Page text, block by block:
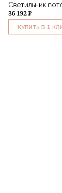
Светильник
36 192 ₽
КУПИТЬ В 1